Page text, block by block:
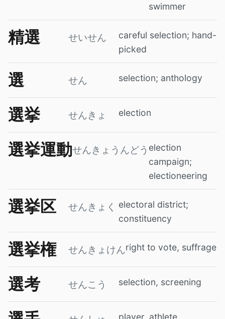
swimmer
精選 せいせん
careful selection; hand-
picked
選 せん selection; anthology
選挙 せんきょ election
選挙運動せんきょうんどう election
campaign;
electioneering
選挙区 せんきょく
electoral district;
constituency
選挙権 せんきょけんright to vote, suffrage
選考 せんこう selection, screening
player, athlete